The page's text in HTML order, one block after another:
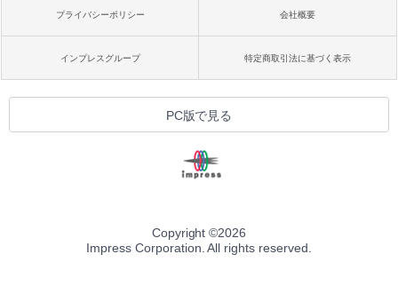
プライバシーポリシー 会社概要
インプレスグループ 特定商取引法に基づく表示
PC版で見る
Copyright ©2026
Impress Corporation. All rights reserved.